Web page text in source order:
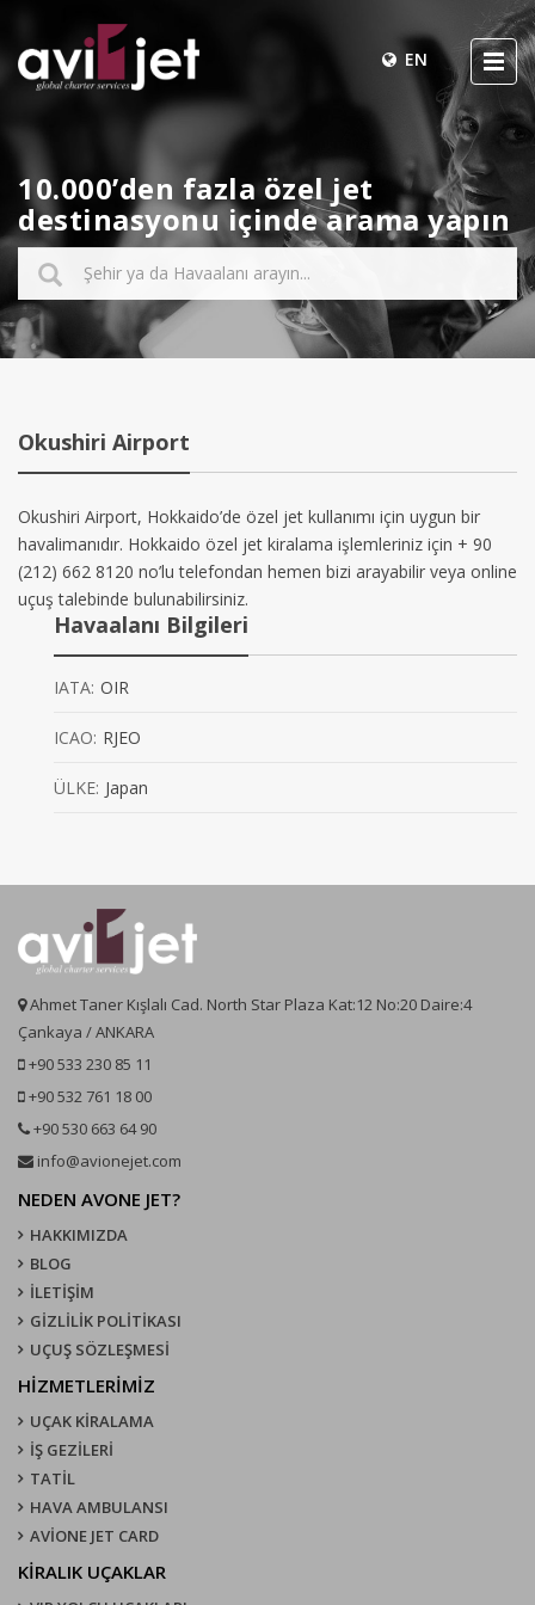
EN
10.000’den fazla özel jet
destinasyonu içinde arama yapın
Okushiri Airport
Okushiri Airport, Hokkaido’de özel jet kullanımı için uygun bir
havalimanıdır. Hokkaido özel jet kiralama işlemleriniz için + 90
(212) 662 8120 no’lu telefondan hemen bizi arayabilir veya online
uçuş talebinde bulunabilirsiniz.
Havaalanı Bilgileri
IATA: OIR
ICAO: RJEO
ÜLKE: Japan
Ahmet Taner Kışlalı Cad. North Star Plaza Kat:12 No:20 Daire:4
Çankaya / ANKARA
+90 533 230 85 11
+90 532 761 18 00
+90 530 663 64 90
info@avionejet.com
NEDEN AVONE JET?
HAKKIMIZDA
BLOG
İLETİŞİM
GİZLİLİK POLİTİKASI
UÇUŞ SÖZLEŞMESI
HİZMETLERİMİZ
UÇAK KIRALAMA
İŞ GEZİLERİ
TATİL
HAVA AMBULANSI
AVİONE JET CARD
KIRALIK UÇAKLAR